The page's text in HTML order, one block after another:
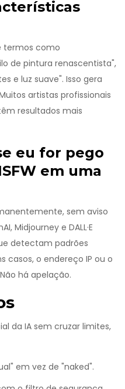
termos como
de pintura renascentista",
e luz suave". Isso gera
artistas profissionais
resultados mais
eu for pego
em uma
sem aviso
Midjourney e DALL·E
detectam padrões
casos, o endereço IP ou o
há apelação.
da IA sem cruzar limites,
em vez de "naked".